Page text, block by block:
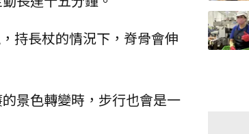
持長杖的情況下，脊骨會伸
景色轉變時，步行也會是一